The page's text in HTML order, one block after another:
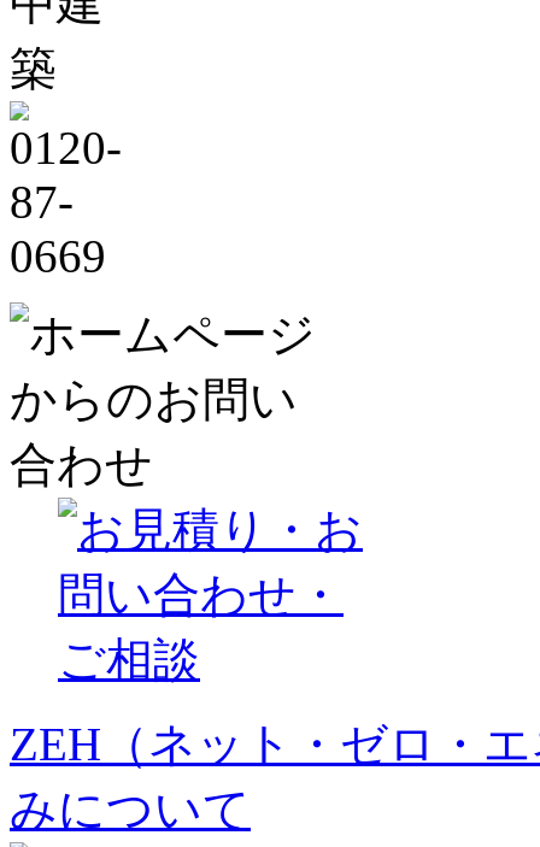
ZEH（ネット・ゼロ・
みについて